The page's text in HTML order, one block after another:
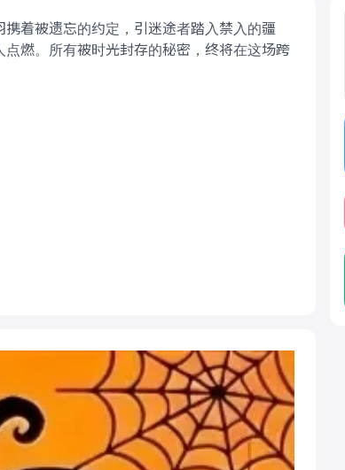
着被遗忘的约定，引迷途者踏入禁入的疆
燃。所有被时光封存的秘密，终将在这场跨